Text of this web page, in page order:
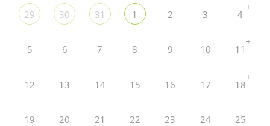
29 30 31 1 2 3 4
+
5 6 7 8 9 10 11
+
12 13 14 15 16 17 18
+
19 20 21 22 23 24 25